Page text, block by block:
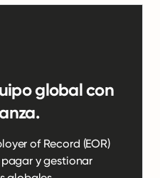
global con
of Record (EOR)
y gestionar